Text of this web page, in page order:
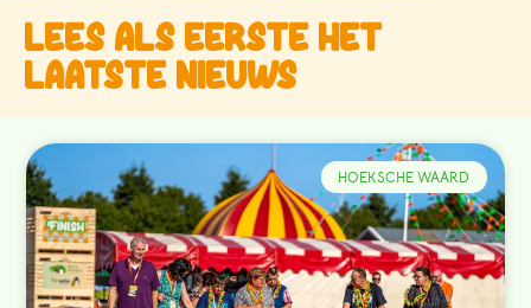
Lees als eerste het
laatste nieuws
HOEKSCHE WAARD